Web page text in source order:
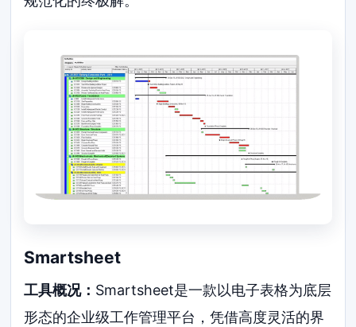
Smartsheet
工具概况： Smartsheet是一款以电子表格为底层
形态的企业级工作管理平台，凭借高度灵活的界